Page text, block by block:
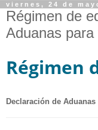
viernes, 24 de
Régimen de
Aduanas para
Régimen
Declaración de